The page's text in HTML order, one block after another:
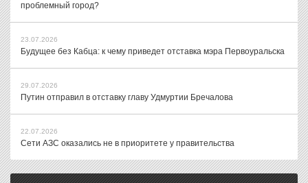
проблемный город?
23.07.2026
Будущее без Кабца: к чему приведет отставка мэра Первоуральска
29.07.2026
Путин отправил в отставку главу Удмуртии Бречалова
22.07.2026
Сети АЗС оказались не в приоритете у правительства